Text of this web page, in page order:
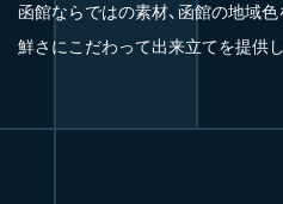
函館ならではの素材、函館の地域
鮮さにこだわって出来立てを提供し